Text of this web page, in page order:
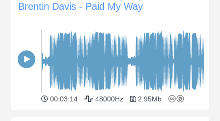
Brentin Davis - Paid My Way
00:03:14 48000Hz 2.95Mb